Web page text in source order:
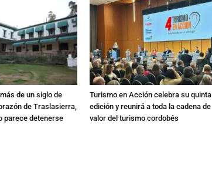
de un siglo de
de Traslasierra,
parece detenerse
Turismo en Acción celebra su quinta
edición y reunirá a toda la cadena de
valor del turismo cordobés